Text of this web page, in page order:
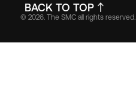
© 2026. The SMC all rights reserved.
BACK TO TOP